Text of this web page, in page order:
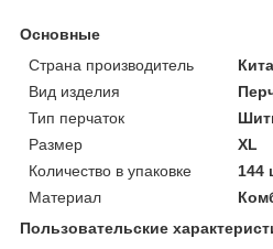
Основные
Страна производитель
Вид изделия
Тип перчаток
Размер
XL
Количество в упаковке
144
Материал
Пользовательские